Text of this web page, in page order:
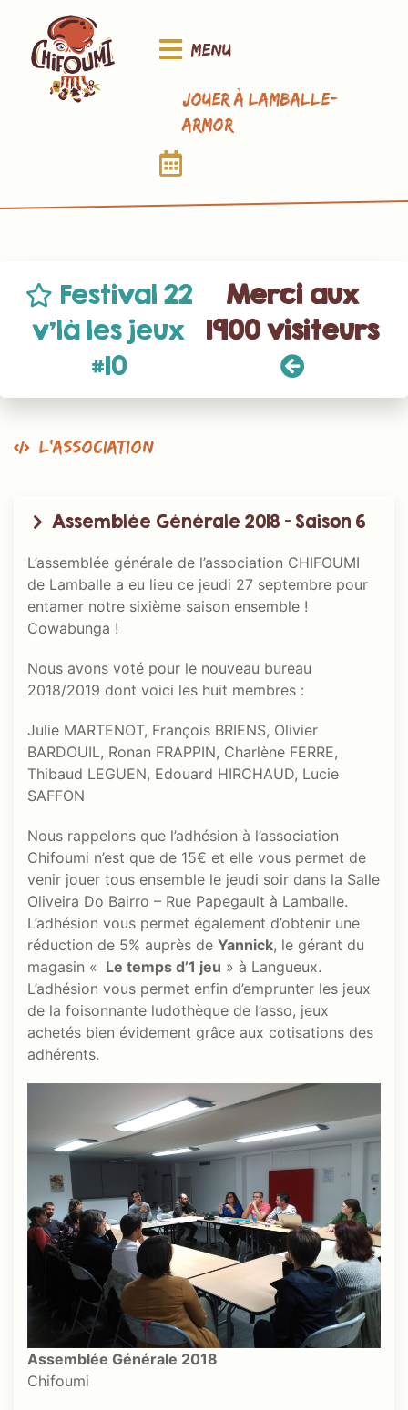
Menu
Jouer à Lamballe-
Armor
Festival 22
v’là les jeux
#10
Merci aux
1900 visiteurs
L’association
Assemblée Générale 2018 – Saison 6
L’assemblée générale de l’association CHIFOUMI
de Lamballe a eu lieu ce jeudi 27 septembre pour
entamer notre sixième saison ensemble !
Cowabunga !
Nous avons voté pour le nouveau bureau
2018/2019 dont voici les huit membres :
Julie MARTENOT, François BRIENS, Olivier
BARDOUIL, Ronan FRAPPIN, Charlène FERRE,
Thibaud LEGUEN, Edouard HIRCHAUD, Lucie
SAFFON
Nous rappelons que l’adhésion à l’association
Chifoumi n’est que de 15€ et elle vous permet de
venir jouer tous ensemble le jeudi soir dans la Salle
Oliveira Do Bairro – Rue Papegault à Lamballe.
L’adhésion vous permet également d’obtenir une
réduction de 5% auprès de Yannick, le gérant du
magasin « Le temps d’1 jeu » à Langueux.
L’adhésion vous permet enfin d’emprunter les jeux
de la foisonnante ludothèque de l’asso, jeux
achetés bien évidement grâce aux cotisations des
adhérents.
Assemblée Générale 2018
Chifoumi